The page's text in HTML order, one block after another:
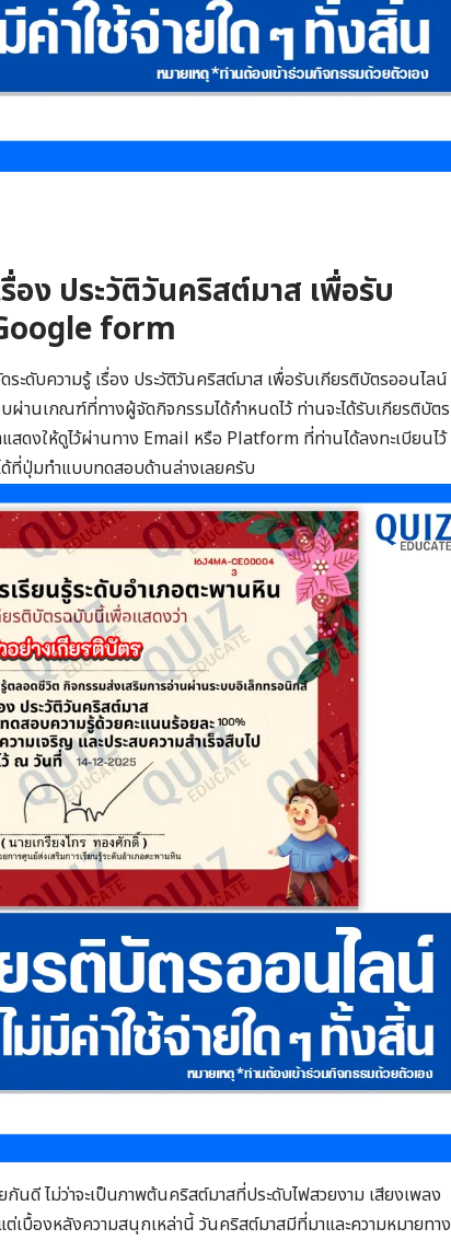
อง ประวัติวันคริสต์มาส เพื่อรับ
form
ดับความรู้ เรื่อง ประวัติวันคริสต์มาส เพื่อรับเกียรติบัตรออนไลน์
านเกณฑ์ที่ทางผู้จัดกิจกรรมได้กำหนดไว้ ท่านจะได้รับเกียรติบัตร
สดงให้ดูไว้ผ่านทาง Email หรือ Platform ที่ท่านได้ลงทะเบียนไว้
ที่ปุ่มทำแบบทดสอบด้านล่างเลยครับ
ดี ไม่ว่าจะเป็นภาพต้นคริสต์มาสที่ประดับไฟสวยงาม เสียงเพลง
เบื้องหลังความสนุกเหล่านี้ วันคริสต์มาสมีที่มาและความหมายทาง